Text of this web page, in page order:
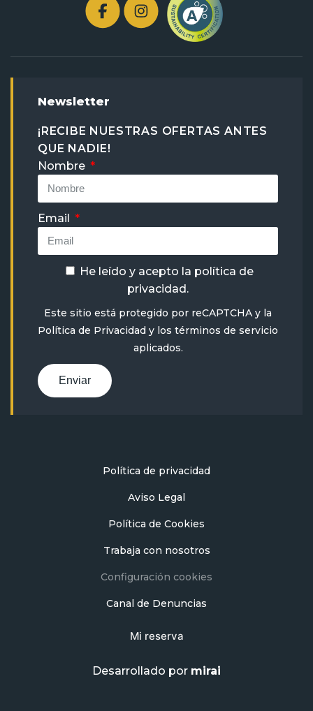
Newsletter
¡RECIBE NUESTRAS OFERTAS ANTES
QUE NADIE!
Nombre
Email
He leído y acepto la política de
privacidad.
Este sitio está protegido por reCAPTCHA y la
Política de Privacidad y los términos de servicio
aplicados.
Enviar
Política de privacidad
Aviso Legal
Política de Cookies
Trabaja con nosotros
Configuración cookies
Canal de Denuncias
Mi reserva
Desarrollado por mirai